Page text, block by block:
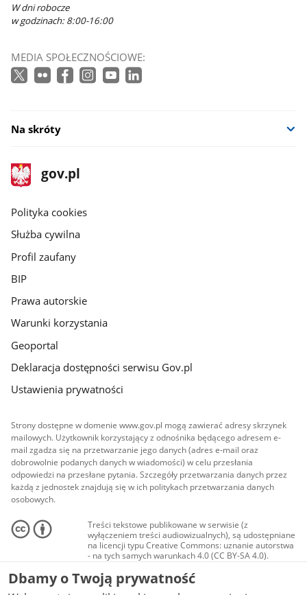
W dni robocze
w godzinach: 8:00-16:00
MEDIA SPOŁECZNOŚCIOWE:
Na skróty
stopka
gov.pl
Strona
gov.pl
gov.pl
Polityka cookies
Służba cywilna
Profil zaufany
BIP
Prawa autorskie
Warunki korzystania
Geoportal
Deklaracja dostępności serwisu Gov.pl
Ustawienia prywatności
Strony dostępne w domenie www.gov.pl mogą zawierać adresy skrzynek
mailowych. Użytkownik korzystający z odnośnika będącego adresem e-
mail zgadza się na przetwarzanie jego danych (adres e-mail oraz
dobrowolnie podanych danych w wiadomości) w celu przesłania
odpowiedzi na przesłane pytania. Szczegóły przetwarzania danych przez
każdą z jednostek znajdują się w ich politykach przetwarzania danych
osobowych.
Treści tekstowe publikowane w serwisie (z
wyłączeniem treści audiowizualnych), są udostępniane
na licencji typu Creative Commons: uznanie autorstwa
- na tych samych warunkach 4.0 (CC BY-SA 4.0).
Materiały audiowizualne, w tym zdjęcia, materiały
audio i wideo, są udostępniane na licencji typu
Creative Commons: uznanie autorstwa użycie
Dbamy o Twoją prywatność